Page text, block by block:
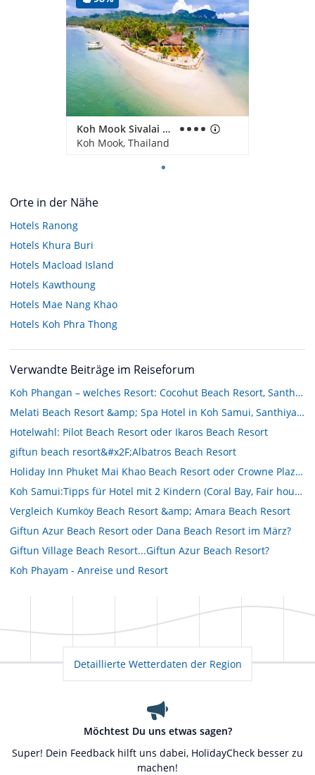
Koh Mook Sivalai Beach Resort
Koh Mook, Thailand
Orte in der Nähe
Hotels Ranong
Hotels Khura Buri
Hotels Macload Island
Hotels Kawthoung
Hotels Mae Nang Khao
Hotels Koh Phra Thong
Verwandte Beiträge im Reiseforum
Koh Phangan – welches Resort: Cocohut Beach Resort, Santhiya oder Buri Rasa?
Melati Beach Resort &amp; Spa Hotel in Koh Samui, Santhiya Resort Spa,
Hotelwahl: Pilot Beach Resort oder Ikaros Beach Resort
giftun beach resort&#x2F;Albatros Beach Resort
Holiday Inn Phuket Mai Khao Beach Resort oder Crowne Plaza Resort Phuket Panwa Beach Resort
Koh Samui:Tipps für Hotel mit 2 Kindern (Coral Bay, Fair house beach resort, Hotel Impiana Resort?)
Vergleich Kumköy Beach Resort &amp; Amara Beach Resort
Giftun Azur Beach Resort oder Dana Beach Resort im März?
Giftun Village Beach Resort...Giftun Azur Beach Resort?
Koh Phayam - Anreise und Resort
Detaillierte Wetterdaten der Region
Möchtest Du uns etwas sagen?
Super! Dein Feedback hilft uns dabei, HolidayCheck besser zu
machen!